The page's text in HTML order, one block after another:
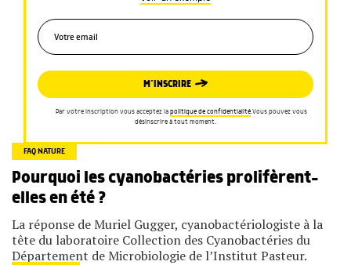
M’INSCRIRE
Par votre inscription vous acceptez la politique de confidentialité.Vous pouvez vous
désinscrire à tout moment.
FAQ NATURE
Pourquoi les cyanobactéries prolifèrent-
elles en été ?
La réponse de Muriel Gugger, cyanobactériologiste à la
tête du laboratoire Collection des Cyanobactéries du
Département de Microbiologie de l’Institut Pasteur.